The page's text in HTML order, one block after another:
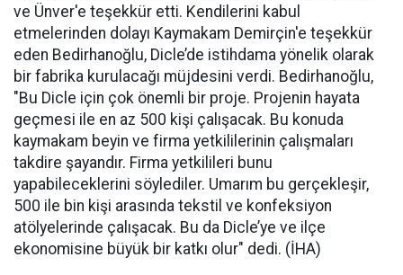
ve Ünver'e teşekkür etti. Kendilerini kabul
etmelerinden dolayı Kaymakam Demirçin'e teşekkür
eden Bedirhanoğlu, Dicle’de istihdama yönelik olarak
bir fabrika kurulacağı müjdesini verdi. Bedirhanoğlu,
"Bu Dicle için çok önemli bir proje. Projenin hayata
geçmesi ile en az 500 kişi çalışacak. Bu konuda
kaymakam beyin ve firma yetkililerinin çalışmaları
takdire şayandır. Firma yetkilileri bunu
yapabileceklerini söylediler. Umarım bu gerçekleşir,
500 ile bin kişi arasında tekstil ve konfeksiyon
atölyelerinde çalışacak. Bu da Dicle’ye ve ilçe
ekonomisine büyük bir katkı olur" dedi. (İHA)